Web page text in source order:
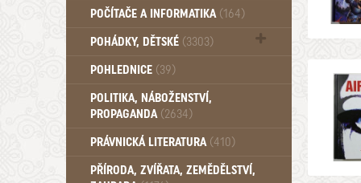
POČÍTAČE A INFORMATIKA (164)
POHÁDKY, DĚTSKÉ (3303)
Pro děti a mládež (2899)
Pohádky, Dětské - Od roku 1949 (257)
POHLEDNICE (39)
POLITIKA, NÁBOŽENSTVÍ,
PROPAGANDA (2634)
PRÁVNICKÁ LITERATURA (410)
PŘÍRODA, ZVÍŘATA, ZEMĚDĚLSTVÍ,